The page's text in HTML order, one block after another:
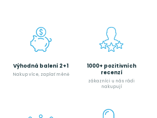
Výhodná balení 2+1
Nakup více, zaplať méně
1000+ pozitivních
recenzí
zákazníci u nás rádi
nakupují